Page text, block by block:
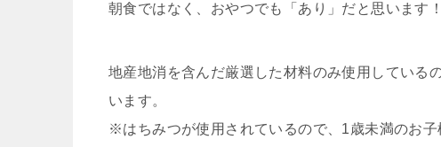
朝食ではなく、おやつでも「あり」だと思います！
地産地消を含んだ厳選した材料のみ使用している
います。
※はちみつが使用されているので、1歳未満のお子